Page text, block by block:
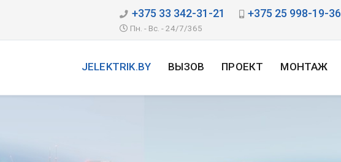
+375 33 342-31-21 +375 25 998-19-36
Пн. - Вс. - 24/7/365
JELEKTRIK.BY ВЫЗОВ ПРОЕКТ МОНТАЖ